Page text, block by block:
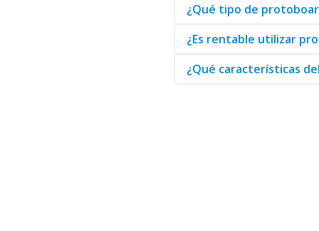
¿Qué tipo de
¿Es rentable utilizar
¿Qué características